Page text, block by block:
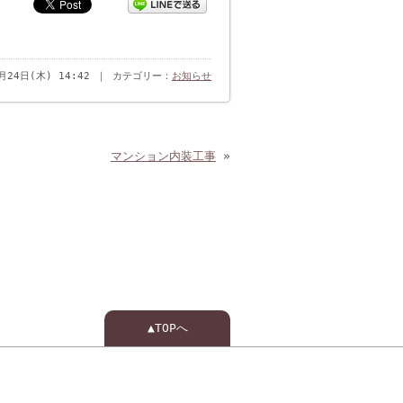
24日(木) 14:42 ｜ カテゴリー： お知らせ
マンション内装工事 »
▲TOPへ